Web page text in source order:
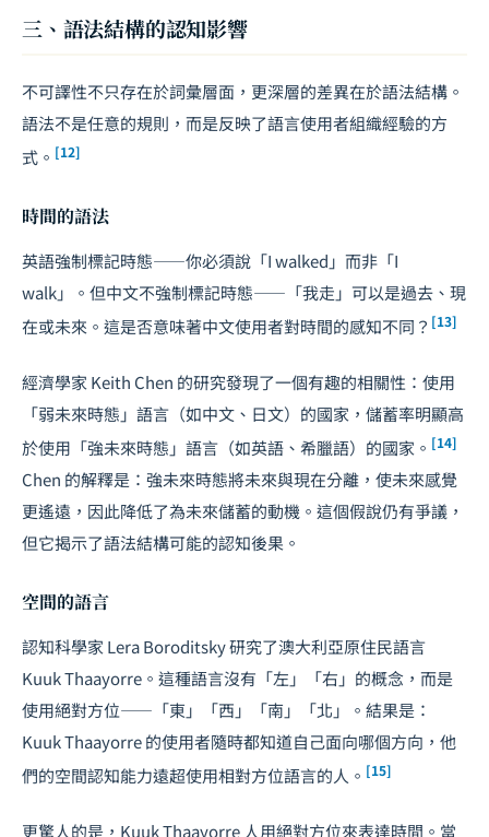
三、語法結構的認知影響
不可譯性不只存在於詞彙層面，更深層的差異在於語法結構。
語法不是任意的規則，而是反映了語言使用者組織經驗的方
式。 [12]
時間的語法
英語強制標記時態——你必須說「I walked」而非「I
walk」。但中文不強制標記時態——「我走」可以是過去、現
在或未來。這是否意味著中文使用者對時間的感知不同？ [13]
經濟學家 Keith Chen 的研究發現了一個有趣的相關性：使用
「弱未來時態」語言（如中文、日文）的國家，儲蓄率明顯高
於使用「強未來時態」語言（如英語、希臘語）的國家。 [14]
Chen 的解釋是：強未來時態將未來與現在分離，使未來感覺
更遙遠，因此降低了為未來儲蓄的動機。這個假說仍有爭議，
但它揭示了語法結構可能的認知後果。
空間的語言
認知科學家 Lera Boroditsky 研究了澳大利亞原住民語言
Kuuk Thaayorre。這種語言沒有「左」「右」的概念，而是
使用絕對方位——「東」「西」「南」「北」。結果是：
Kuuk Thaayorre 的使用者隨時都知道自己面向哪個方向，他
們的空間認知能力遠超使用相對方位語言的人。 [15]
更驚人的是，Kuuk Thaayorre 人用絕對方位來表達時間。當